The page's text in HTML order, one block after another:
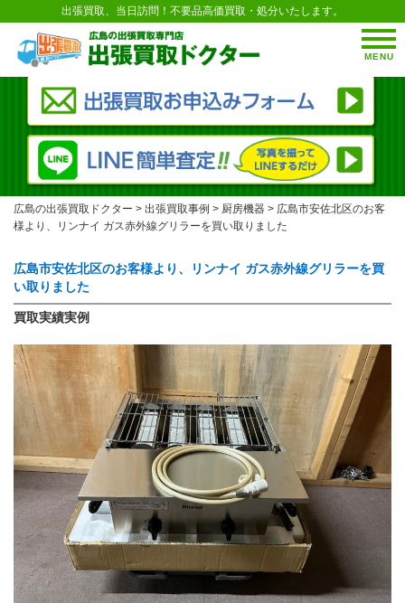
MENU
出張買取、当日訪問！不要品高価買取・処分いたします。
広島の出張買取ドクター > 出張買取事例 > 厨房機器 > 広島市安佐北区のお客
様より、リンナイ ガス赤外線グリラーを買い取りました
広島市安佐北区のお客様より、リンナイ ガス赤外線グリラーを買
い取りました
買取実績実例